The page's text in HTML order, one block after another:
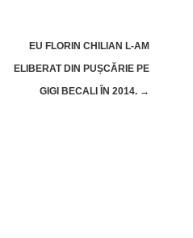
EU FLORIN CHILIAN L-AM
ELIBERAT DIN PUȘCĂRIE PE
GIGI BECALI ÎN 2014. →